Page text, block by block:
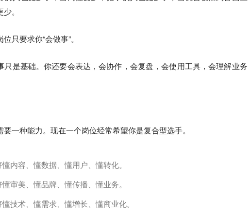
。
只要求你“会做事”。
只是基础。你还要会表达，会协作，会复盘，会使用工具，会理解业务
一种能力。现在一个岗位经常希望你是复合型选手。
内容、懂数据、懂用户、懂转化。
审美、懂品牌、懂传播、懂业务。
技术、懂需求、懂增长、懂商业化。